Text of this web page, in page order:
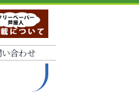
合わせ